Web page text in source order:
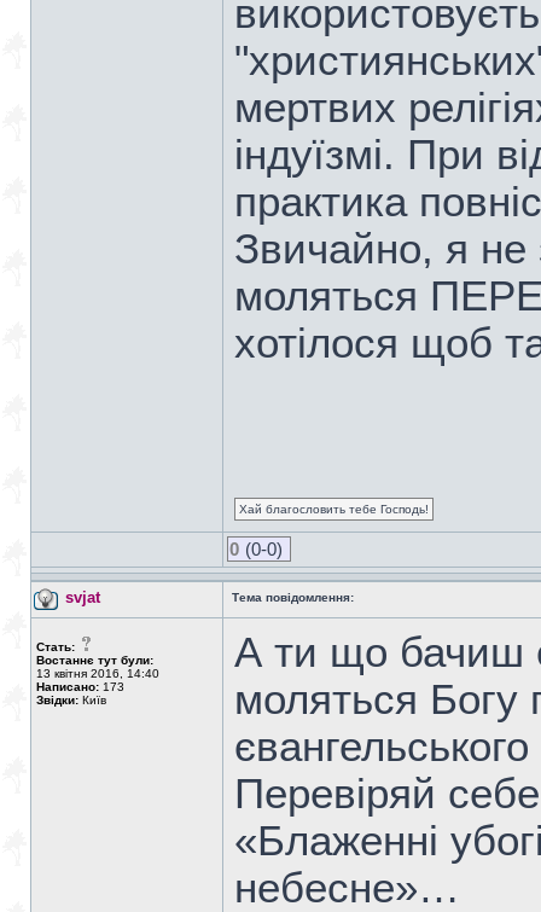
мертвих
індуїзмі. При
практика
Звичайно, я не
моляться
хотілося щоб
Хай благословить тебе Господь!
0 (0-0)
svjat Тема повідомлення:
Стать:
Востаннє тут були:
13 квітня 2016, 14:40
Написано: 173
Звідки: Київ
А ти що бачиш
моляться Богу
Перевіряй
«Блаженні
небесне»…